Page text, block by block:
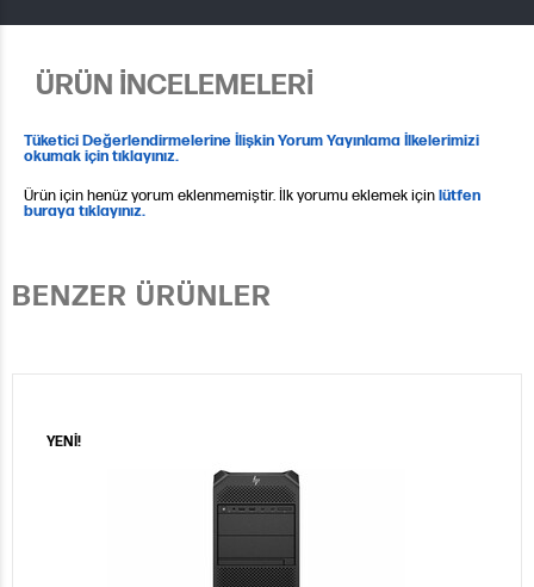
ÜRÜN İNCELEMELERİ
Tüketici Değerlendirmelerine İlişkin Yorum Yayınlama İlkelerimizi
okumak için tıklayınız.
Ürün için henüz yorum eklenmemiştir. İlk yorumu eklemek içinlütfen
buraya tıklayınız.
BENZER ÜRÜNLER
YENİ!